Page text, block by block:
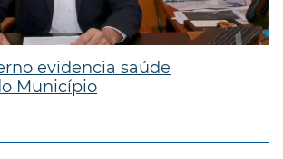
evidencia saúde
Município